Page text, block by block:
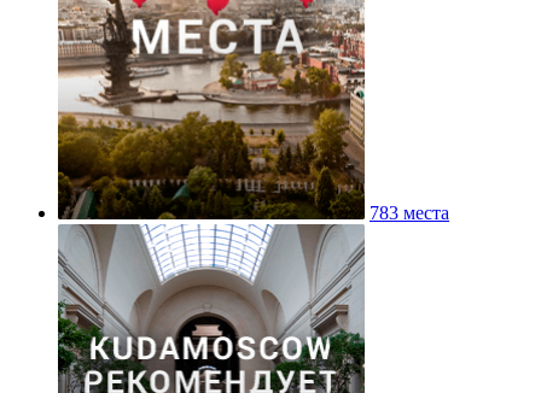
783 места